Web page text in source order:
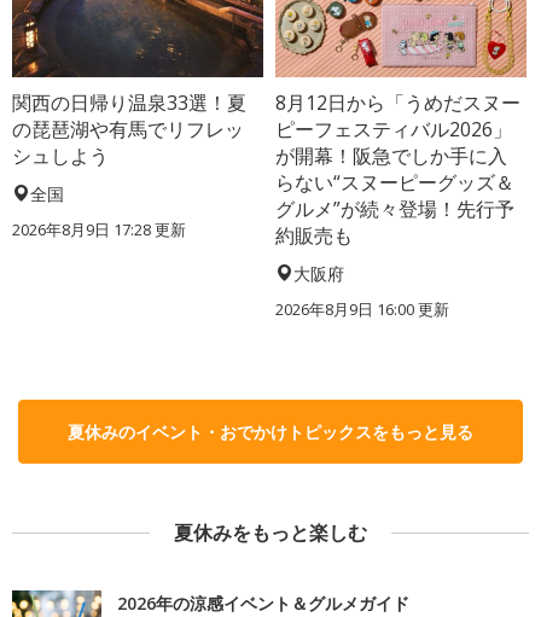
関西の日帰り温泉33選！夏
の琵琶湖や有馬でリフレッ
シュしよう
全国
2026年8月9日 17:28更新
8月12日から「うめだスヌー
ピーフェスティバル2026」
が開幕！阪急でしか手に入
らない“スヌーピーグッズ＆
グルメ”が続々登場！先行予
約販売も
大阪府
2026年8月9日 16:00更新
夏休みのイベント・おでかけトピックスをもっと見る
夏休みをもっと楽しむ
2026年の涼感イベント＆グルメガイド